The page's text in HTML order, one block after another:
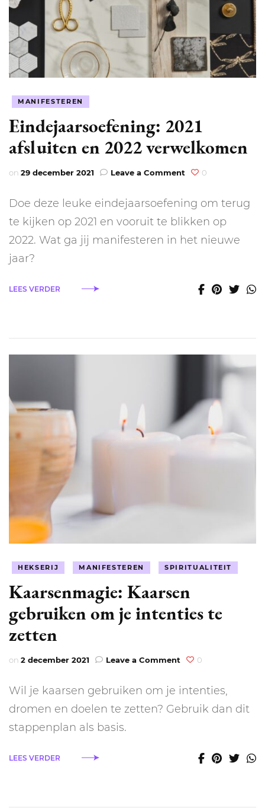
MANIFESTEREN
Eindejaarsoefening: 2021
afsluiten en 2022 verwelkomen
on 29 december 2021 Leave a Comment on
afsluiten
en
verwelkomen
0
Doe deze leuke eindejaarsoefening om terug
te kijken op 2021 en vooruit te blikken op
2022. Wat ga jij manifesteren in het nieuwe
jaar?
LEES VERDER
HEKSERIJ MANIFESTEREN SPIRITUALITEIT
Kaarsenmagie: Kaarsen
gebruiken om je intenties te
zetten
on 2 december 2021 Leave a Comment on
gebruiken
om
zetten
0
Wil je kaarsen gebruiken om je intenties,
dromen en doelen te zetten? Gebruik dan dit
stappenplan als basis.
LEES VERDER